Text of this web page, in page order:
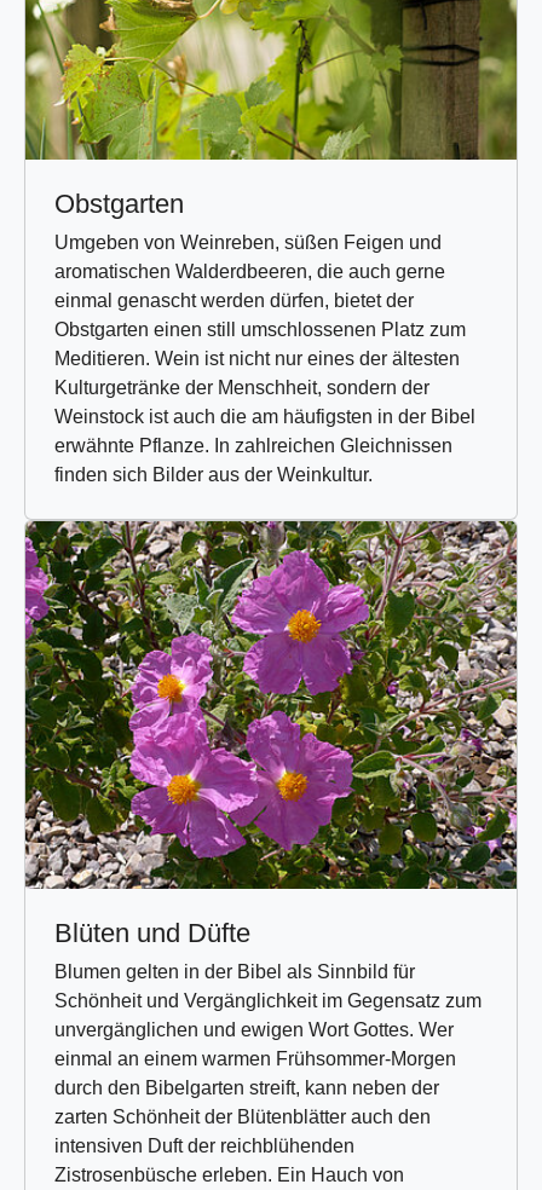
Obstgarten
Umgeben von Weinreben, süßen Feigen und
aromatischen Walderdbeeren, die auch gerne
einmal genascht werden dürfen, bietet der
Obstgarten einen still umschlossenen Platz zum
Meditieren. Wein ist nicht nur eines der ältesten
Kulturgetränke der Menschheit, sondern der
Weinstock ist auch die am häufigsten in der Bibel
erwähnte Pflanze. In zahlreichen Gleichnissen
finden sich Bilder aus der Weinkultur.
Blüten und Düfte
Blumen gelten in der Bibel als Sinnbild für
Schönheit und Vergänglichkeit im Gegensatz zum
unvergänglichen und ewigen Wort Gottes. Wer
einmal an einem warmen Frühsommer-Morgen
durch den Bibelgarten streift, kann neben der
zarten Schönheit der Blütenblätter auch den
intensiven Duft der reichblühenden
Zistrosenbüsche erleben. Ein Hauch von